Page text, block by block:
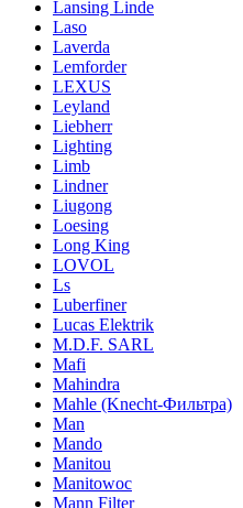
Lansing Linde
Laso
Laverda
Lemforder
LEXUS
Leyland
Liebherr
Lighting
Limb
Lindner
Liugong
Loesing
Long King
LOVOL
Ls
Luberfiner
Lucas Elektrik
M.D.F. SARL
Mafi
Mahindra
Mahle (Knecht-Фильтра)
Man
Mando
Manitou
Manitowoc
Mann Filter